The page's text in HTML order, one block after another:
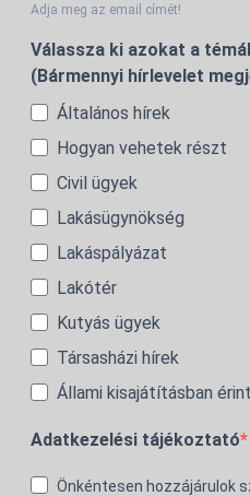
Adja meg az email címét!
Válassza ki azokat a
(Bármennyi hírlevelet
Általános hírek
Hogyan vehetek részt
Civil ügyek
Lakásügynökség
Lakáspályázat
Lakótér
Kutyás ügyek
Társasházi hírek
Állami kisajátításban
Adatkezelési tájékoztató
Önkéntesen hozzájárulok